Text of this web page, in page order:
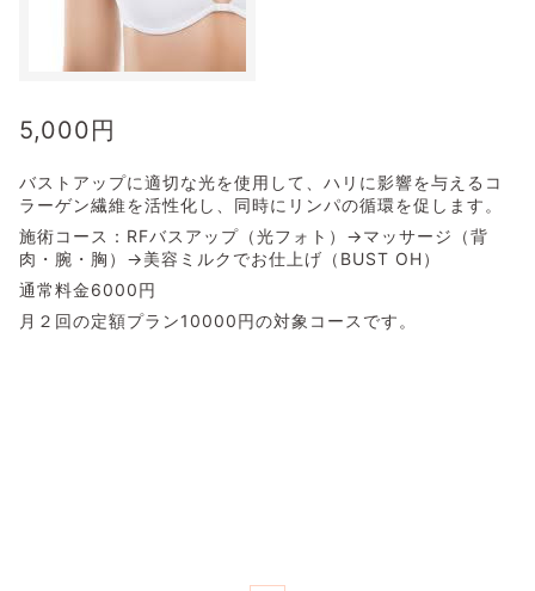
5,000円
バストアップに適切な光を使用して、ハリに影響を与えるコ
ラーゲン繊維を活性化し、同時にリンパの循環を促します。
施術コース：RFバスアップ（光フォト）→マッサージ（背
肉・腕・胸）→美容ミルクでお仕上げ（BUST OH）
通常料金6000円
月２回の定額プラン10000円の対象コースです。